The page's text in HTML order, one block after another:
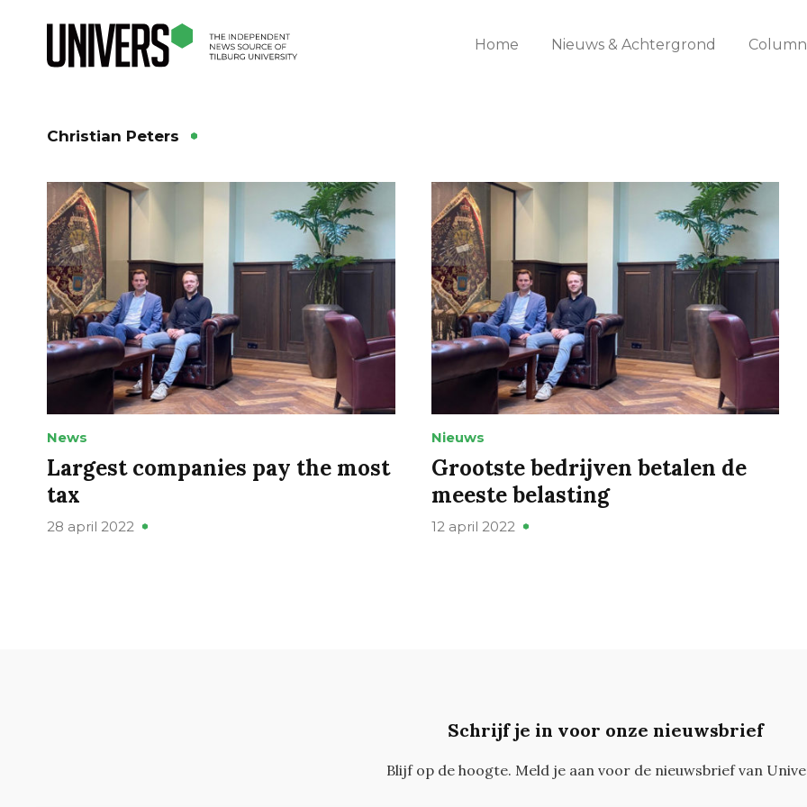
Home Nieuws & Achtergrond
Christian Peters
News
Largest companies pay the most
tax
28 april 2022
Nieuws
Grootste bedrijven betalen de
meeste belasting
12 april 2022
Schrijf je in voor onze nieuwsbrief
Blijf op de hoogte. Meld je aan voor de nieuwsbrief van